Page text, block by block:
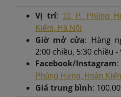
Vị trí:
11 P. Phùng
Kiếm, Hà Nội
Giờ mở cửa: Hàng
2:00 chiều, 5:30 chiều -
Facebook/Instagram:
Phùng Hưng, Hoàn
Giá trung bình: